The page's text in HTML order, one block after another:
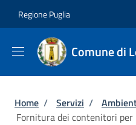
Regione Puglia
Comune di
Briciole di
Home / Servizi /
Fornitura dei contenitori